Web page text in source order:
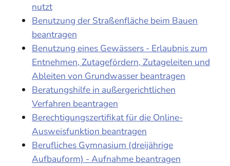
nutzt
Benutzung der Straßenfläche beim Bauen
beantragen
Benutzung eines Gewässers - Erlaubnis zum
Entnehmen, Zutagefördern, Zutageleiten und
Ableiten von Grundwasser beantragen
Beratungshilfe in außergerichtlichen
Verfahren beantragen
Berechtigungszertifikat für die Online-
Ausweisfunktion beantragen
Berufliches Gymnasium (dreijährige
Aufbauform) - Aufnahme beantragen